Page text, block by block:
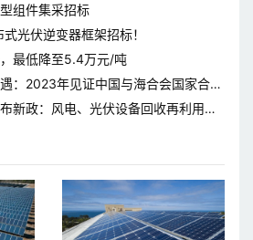
组件集采招标
光伏逆变器框架招标！
最低降至5.4万元/吨
：2023年见证中国与海合会国家合作
新政：风电、光伏设备回收再利用，